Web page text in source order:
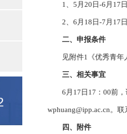
1、5月20日-6月17
2、6月18日-7月17
二、申报条件
见附件1《优秀青年
三、相关事宜
6月17日17：00前
wphuang@ipp.ac.cn。
四、附件